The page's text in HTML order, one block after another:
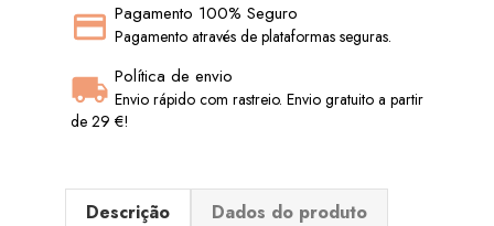
Pagamento 100% Seguro
Pagamento através de plataformas seguras.
Política de envio
Envio rápido com rastreio. Envio gratuito a partir
de 29 €!
Descrição Dados do produto